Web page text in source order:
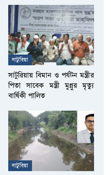
সাটুরিয়া
সাটুরিয়ায় বিমান ও পর্যটন মন্ত্রীর
পিতা সাবেক মন্ত্রী মুন্নুর মৃত্যু
বার্ষিকী পালিত
সাটুরিয়া